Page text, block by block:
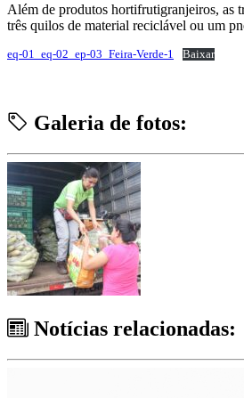
Além de produtos hortifrutigranjeiros, as
três quilos de material reciclável ou um
eq-01_eq-02_ep-03_Feira-Verde-1 Baixar
Galeria de fotos:
Notícias relacionadas: